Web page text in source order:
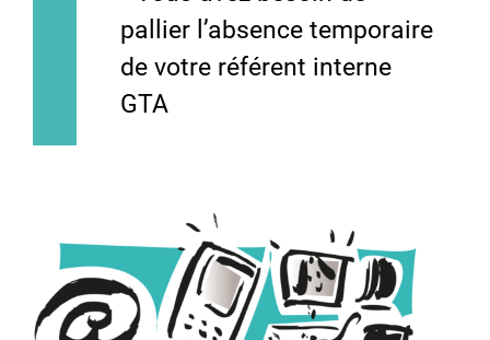
pallier l’absence temporaire
de votre référent interne
GTA